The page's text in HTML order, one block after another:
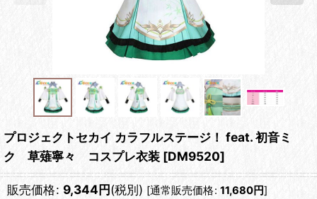
プロジェクトセカイ カラフルステージ！ feat. 初音ミ
ク 草薙寧々 コスプレ衣装 [DM9520]
販売価格: 9,344円(税別) [通常販売価格: 11,680円]